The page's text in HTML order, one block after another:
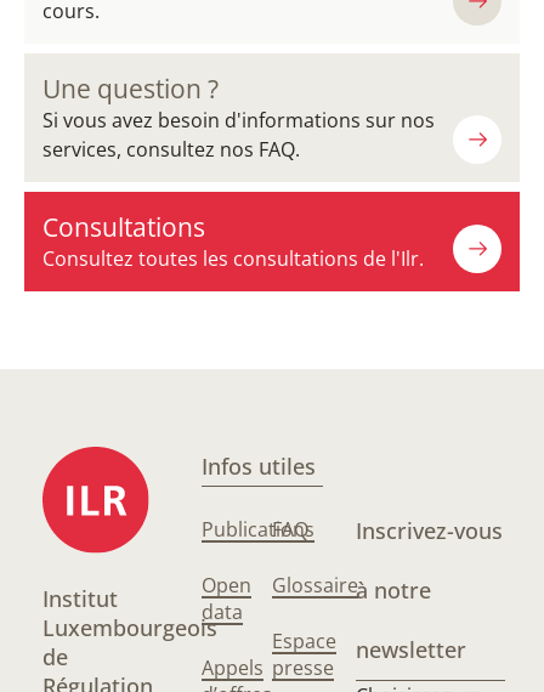
cours.
Une question ?
Si vous avez besoin d'informations sur nos
services, consultez nos FAQ.
Consultations
Consultez toutes les consultations de l'Ilr.
Institut
Luxembourgeois
de
Régulation
Infos utiles
Publications
Open
data
Appels
FAQ
Glossaire
Espace
presse
Inscrivez-vous
à notre
newsletter